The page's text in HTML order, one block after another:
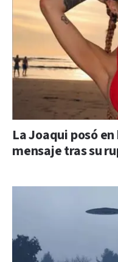
La Joaqui posó
mensaje tras su